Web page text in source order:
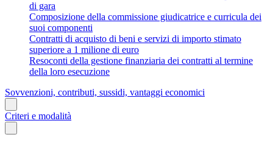
di gara
Composizione della commissione giudicatrice e curricula dei
suoi componenti
Contratti di acquisto di beni e servizi di importo stimato
superiore a 1 milione di euro
Resoconti della gestione finanziaria dei contratti al termine
della loro esecuzione
Sovvenzioni, contributi, sussidi, vantaggi economici
Criteri e modalità